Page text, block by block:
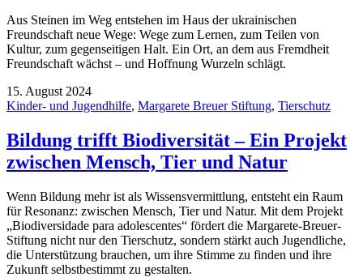
Aus Steinen im Weg entstehen im Haus der ukrainischen
Freundschaft neue Wege: Wege zum Lernen, zum Teilen von
Kultur, zum gegenseitigen Halt. Ein Ort, an dem aus Fremdheit
Freundschaft wächst – und Hoffnung Wurzeln schlägt.
15. August 2024
Kinder- und Jugendhilfe, Margarete Breuer Stiftung, Tierschutz
Bildung trifft Biodiversität – Ein Projekt
zwischen Mensch, Tier und Natur
Wenn Bildung mehr ist als Wissensvermittlung, entsteht ein Raum
für Resonanz: zwischen Mensch, Tier und Natur. Mit dem Projekt
„Biodiversidade para adolescentes“ fördert die Margarete-Breuer-
Stiftung nicht nur den Tierschutz, sondern stärkt auch Jugendliche,
die Unterstützung brauchen, um ihre Stimme zu finden und ihre
Zukunft selbstbestimmt zu gestalten.